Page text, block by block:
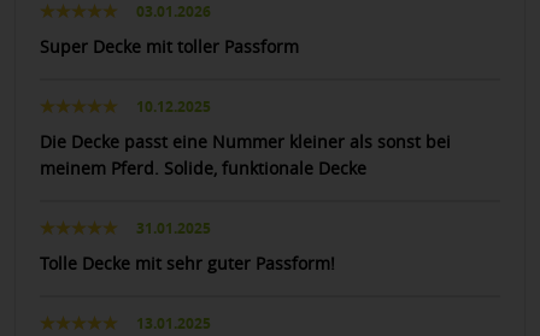
03.01.2026
Super Decke mit toller Passform
10.12.2025
Die Decke passt eine Nummer kleiner als sonst bei
meinem Pferd. Solide, funktionale Decke
31.01.2025
Tolle Decke mit sehr guter Passform!
13.01.2025